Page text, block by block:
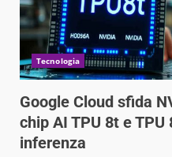
Tecnologia
Google Cloud sfida
chip AI TPU 8t e
inferenza